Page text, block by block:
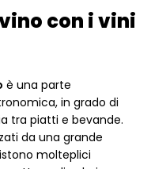
con i vini
è una parte
in grado di
tra piatti e bevande.
da una grande
molteplici